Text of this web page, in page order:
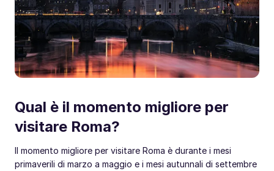
Qual è il momento migliore per
visitare Roma?
Il momento migliore per visitare Roma è durante i mesi
primaverili di marzo a maggio e i mesi autunnali di settembre